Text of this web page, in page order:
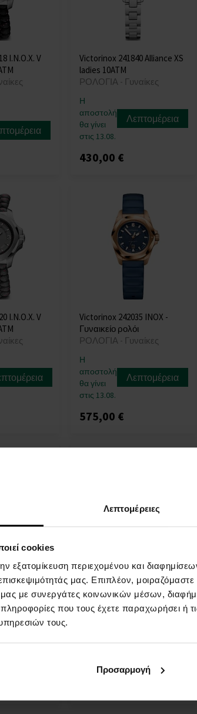
Λεπτομέρειες
cookies
εξατομίκευση περιεχομένου και
μας. Επιπλέον,
μας με συνεργάτες κοινωνικών μέσων,
που τους έχετε παραχωρήσει ή
τους.
Προσαρμογή
I.N.O.X. V
Victorinox 241840 Alliance XS
ladies 10ATM
ΡΟΛΟΓΙΑ - Γυναίκες
Η
αποστολή
θα γίνει
στις 13.08.
Λεπτομέρεια
430,00 €
I.N.O.X. V
Victorinox 242035 INOX -
Γυναικείο ρολόι
ΡΟΛΟΓΙΑ - Γυναίκες
Η
αποστολή
θα γίνει
στις 13.08.
Λεπτομέρεια
575,00 €
INOX -
Victorinox 242026 Ladies
Watch I.N.O.X. Small
Automatic 32mm 10ATM
ΡΟΛΟΓΙΑ - Γυναίκες
αποστολή
στις 13.08.